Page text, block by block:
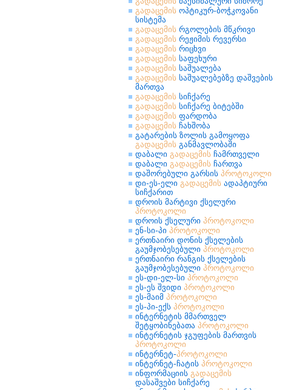
გადაცემის ოპტიკურ-ბოჭკოვანი
სისტემა
გადაცემის რგოლების მწკრივი
გადაცემის რეჟიმის რევერსი
გადაცემის რიცხვი
გადაცემის საფეხური
გადაცემის საშუალება
გადაცემის საშუალებებზე დაშვების
მართვა
გადაცემის სიჩქარე
გადაცემის სიჩქარე ბიტებში
გადაცემის ფარდობა
გადაცემის ჩახშობა
გატარების ზოლის გამოყოფა
გადაცემის განმავლობაში
დაბალი გადაცემის ჩამრთველი
დაბალი გადაცემის ჩართვა
დაშორებული გარსის პროტოკოლი
დი-ეს-ელი გადაცემის ადაპტიური
სიჩქარით
დროის მარტივი ქსელური
პროტოკოლი
დროის ქსელური პროტოკოლი
ენ-სი-პი პროტოკოლი
ერთნაირი დონის ქსელების
გაუმჯობესებული პროტოკოლი
ერთნაირი რანგის ქსელების
გაუმჯობესებული პროტოკოლი
ეს-დი-ელ-სი პროტოკოლი
ეს-ეს შვიდი პროტოკოლი
ეს-მაიმ პროტოკოლი
ეს-პი-ექს პროტოკოლი
ინტერნეტის მმართველ
შეტყობინებათა პროტოკოლი
ინტერნეტის ჯგუფების მართვის
პროტოკოლი
ინტერნეტ-პროტოკოლი
ინტერნეტ-ჩატის პროტოკოლი
ინფორმაციის გადაცემის
დასაშვები სიჩქარე